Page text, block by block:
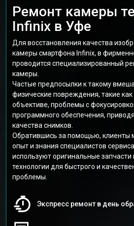
Ремонт камеры
Infinix в Уфе
Для восстановления качества
камеры смартфона Infinix, в
проводится специализированный
камеры.
Частые предпосылки к такому
физические повреждения, такие
объективе, проблемы с
программного обеспечения,
качества снимков.
Обратившись за помощью, клиенты
опыт и знания специалистов
используют оригинальные
технологии для быстрого и
проблемы.
Экспресс ремонт в день